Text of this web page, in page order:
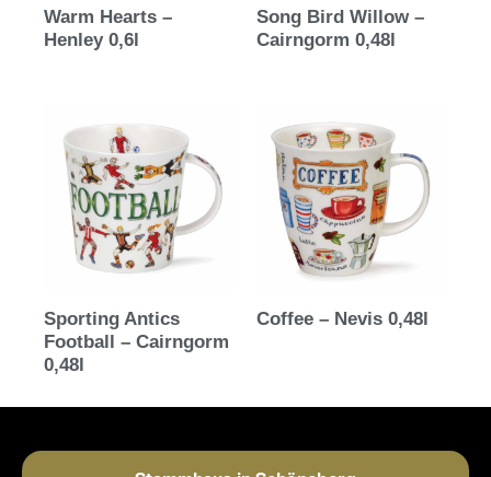
Warm Hearts –
Henley 0,6l
Song Bird Willow –
Cairngorm 0,48l
Sporting Antics
Football – Cairngorm
0,48l
Coffee – Nevis 0,48l